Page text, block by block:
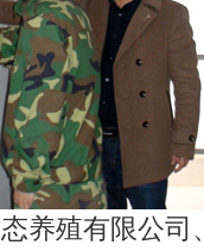
养殖有限公司